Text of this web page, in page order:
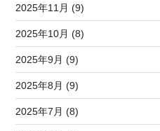
2025年11月 (9)
2025年10月 (8)
2025年9月 (9)
2025年8月 (9)
2025年7月 (8)